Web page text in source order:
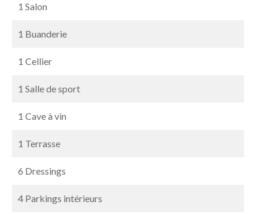
1 Salon
1 Buanderie
1 Cellier
1 Salle de sport
1 Cave à vin
1 Terrasse
6 Dressings
4 Parkings intérieurs